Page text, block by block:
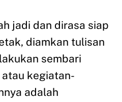
jadi dan dirasa siap
diamkan tulisan
sembari
atau kegiatan-
adalah